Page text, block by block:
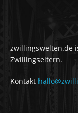
zwillingswelten.de
Zwillingseltern.
Kontakt